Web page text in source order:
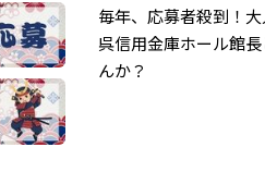
毎年、応募者殺到！
呉信用金庫ホール館
んか？